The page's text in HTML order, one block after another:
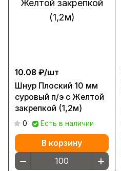
10.08 ₽/шт
Шнур Плоский 10 мм
суровый п/э с Желтой
закрепкой (1,2м)
0 Есть в наличии
В корзину